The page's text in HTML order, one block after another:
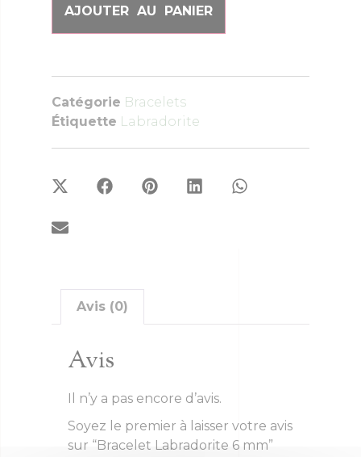
AJOUTER AU PANIER
Catégorie Bracelets
Étiquette Labradorite
Avis (0)
Avis
Il n’y a pas encore d’avis.
Soyez le premier à laisser votre avis
sur “Bracelet Labradorite 6 mm”